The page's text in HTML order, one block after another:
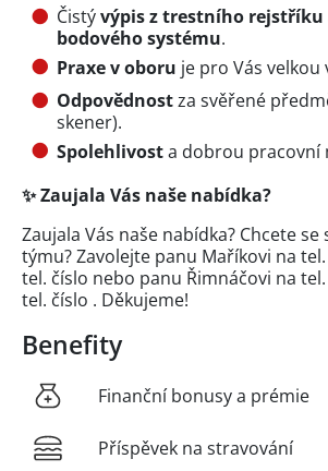
Čistývýpis z trestního rejstříku
bodového systému.
Praxe v oboru je pro Vás velkou
Odpovědnostza svěřené
skener).
Spolehlivosta dobrou pracovní
✨ Zaujala Vás naše nabídka?
Zaujala Vás naše nabídka? Chcete
týmu? Zavolejte panu Maříkovi na
tel. číslo nebo panu Řimnáčovi na
tel. číslo . Děkujeme!
Benefity
Finanční bonusy a prémie
Příspěvek na stravování